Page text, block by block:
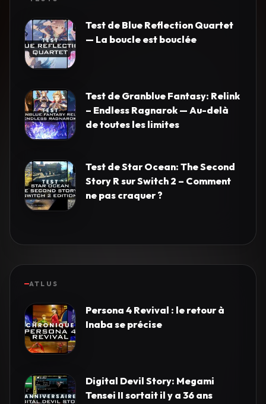
Test de Blue Reflection Quartet
— La boucle est bouclée
Test de Granblue Fantasy: Relink
– Endless Ragnarok — Au-delà
de toutes les limites
Test de Star Ocean: The Second
Story R sur Switch 2 – Comment
ne pas craquer ?
ATLUS
Persona 4 Revival : le retour à
Inaba se précise
Digital Devil Story: Megami
Tensei II sortait il y a 36 ans